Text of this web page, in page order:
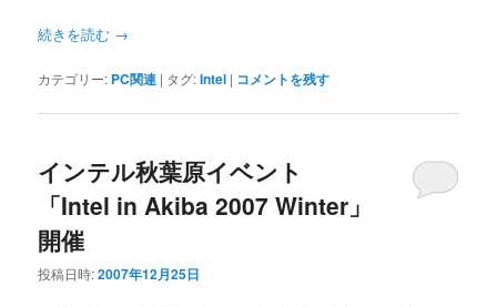
続きを読む →
カテゴリー: PC関連 | タグ:Intel | コメントを残す
インテル秋葉原イベント
「Intel in Akiba 2007 Winter」
開催
投稿日時:2007年12月25日